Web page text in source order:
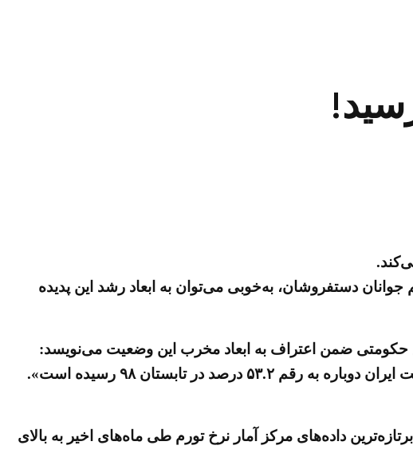
دستفروشان، به‌خوبی می‌توان به ابعاد رشد این پدیده
را دارند. در این رابطه یک گزارش حکومتی ضمن اعتراف به ابعاد مخرب این وضعیت می‌نویسد:
«ایران جزء کشورهایی است که نرخ بالای شاخص فلاکت را دارد. آمارهای تازه نشان می‌دهد که شاخص فلاکت ایران دوباره به رقم ۵۳.۲ درصد در تابستان ۹۸ رسیده است».
داده‌های مرکز آمار نرخ تورم طی ماه‌های اخیر به بالای